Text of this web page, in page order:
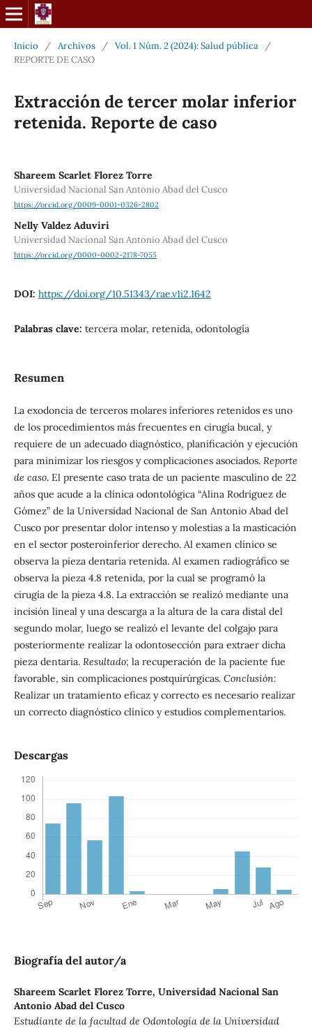
Inicio / Archivos / Vol. 1 Núm. 2 (2024): Salud pública
/
REPORTE DE CASO
Extracción de tercer molar inferior
retenida. Reporte de caso
Shareem Scarlet Florez Torre
Universidad Nacional San Antonio Abad del Cusco
https://orcid.org/0009-0001-0326-2802
Nelly Valdez Aduviri
Universidad Nacional San Antonio Abad del Cusco
https://orcid.org/0000-0002-2178-7055
DOI: https://doi.org/10.51343/rae.v1i2.1642
Palabras clave: tercera molar, retenida, odontología
Resumen
La exodoncia de terceros molares inferiores retenidos es uno
de los procedimientos más frecuentes en cirugía bucal, y
requiere de un adecuado diagnóstico, planificación y ejecución
para minimizar los riesgos y complicaciones asociados. Reporte
de caso. El presente caso trata de un paciente masculino de 22
años que acude a la clínica odontológica “Alina Rodríguez de
Gómez” de la Universidad Nacional de San Antonio Abad del
Cusco por presentar dolor intenso y molestias a la masticación
en el sector posteroinferior derecho. Al examen clínico se
observa la pieza dentaria retenida. Al examen radiográfico se
observa la pieza 4.8 retenida, por la cual se programó la
cirugía de la pieza 4.8. La extracción se realizó mediante una
incisión lineal y una descarga a la altura de la cara distal del
segundo molar, luego se realizó el levante del colgajo para
posteriormente realizar la odontosección para extraer dicha
pieza dentaria. Resultado; la recuperación de la paciente fue
favorable, sin complicaciones postquirúrgicas. Conclusión:
Realizar un tratamiento eficaz y correcto es necesario realizar
un correcto diagnóstico clínico y estudios complementarios.
Descargas
Biografía del autor/a
Shareem Scarlet Florez Torre, Universidad Nacional San
Antonio Abad del Cusco
Estudiante de la facultad de Odontología de la Universidad